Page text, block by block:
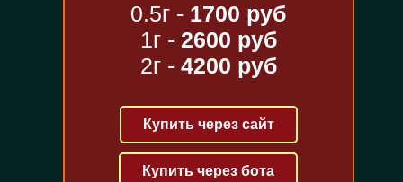
0.5г - 1700 руб
1г - 2600 руб
2г - 4200 руб
Купить через сайт
Купить через бота